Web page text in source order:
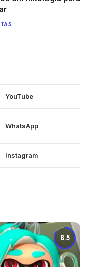
YouTube
WhatsApp
Instagram
8.5